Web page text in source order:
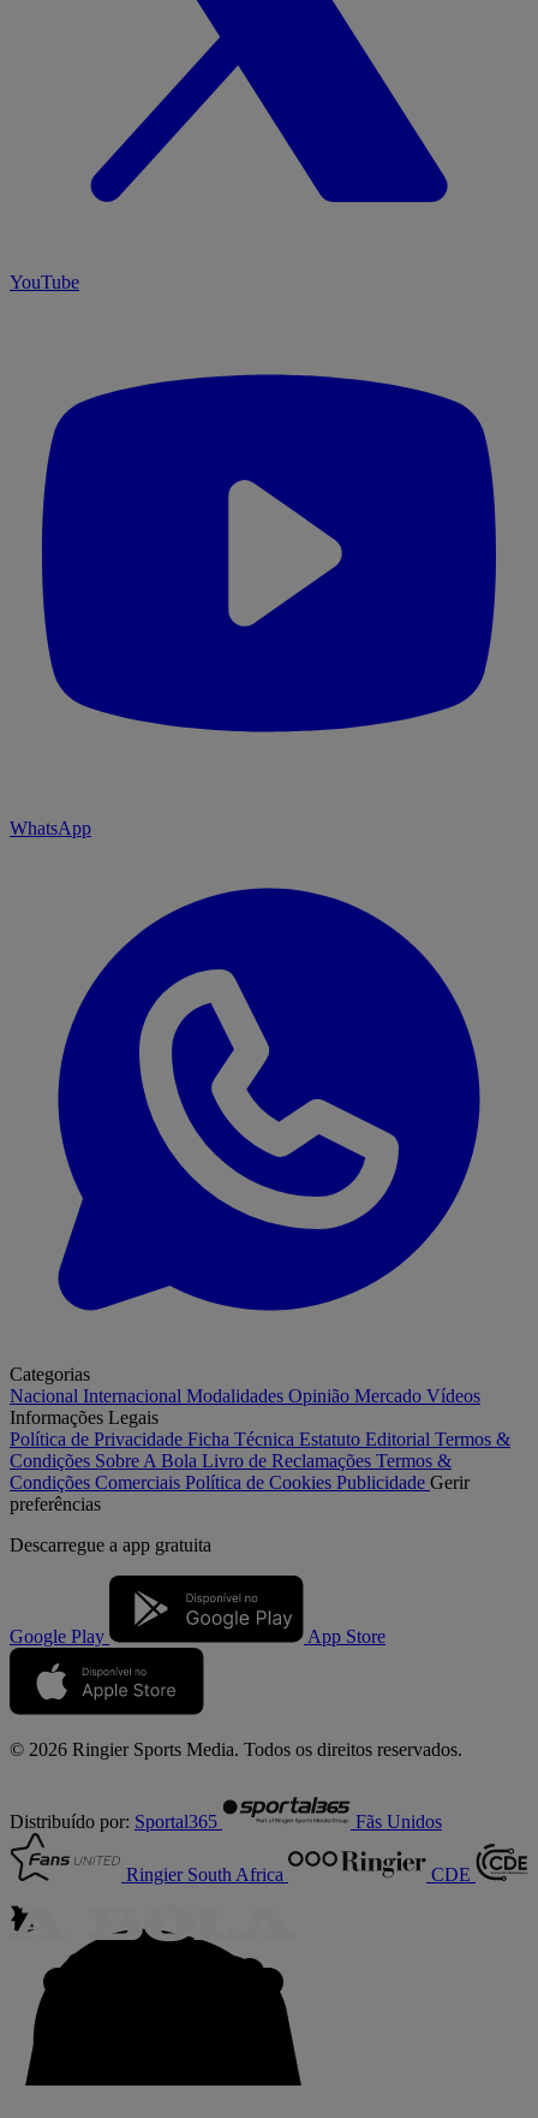
YouTube
WhatsApp
Categorias
Nacional Internacional Modalidades Opinião Mercado Vídeos
Informações Legais
Política de Privacidade Ficha Técnica Estatuto Editorial Termos &
Condições Sobre A Bola Livro de Reclamações Termos &
Condições Comerciais Política de Cookies Publicidade Gerir
preferências
Descarregue a app gratuita
Google Play App Store
© 2026 Ringier Sports Media. Todos os direitos reservados.
Distribuído por: Sportal365 Fãs Unidos
Ringier South Africa CDE